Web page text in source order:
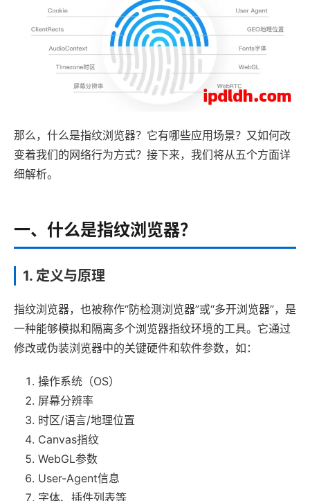
那么，什么是指纹浏览器？它有哪些应用场景？又如何改
变着我们的网络行为方式？接下来，我们将从五个方面详
细解析。
一、什么是指纹浏览器？
1. 定义与原理
指纹浏览器，也被称作“防检测浏览器”或“多开浏览器”，是
一种能够模拟和隔离多个浏览器指纹环境的工具。它通过
修改或伪装浏览器中的关键硬件和软件参数，如：
操作系统（OS）
屏幕分辨率
时区/语言/地理位置
Canvas指纹
WebGL参数
User-Agent信息
字体、插件列表等